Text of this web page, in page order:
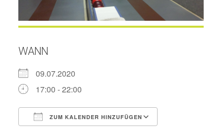
WANN
09.07.2020
17:00 - 22:00
ZUM KALENDER HINZUFÜGEN